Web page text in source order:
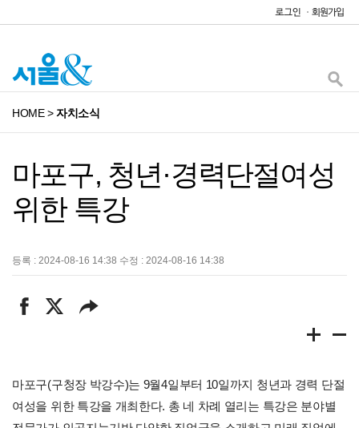
HOME>자치소식
마포구, 청년·경력단절여성
위한 특강
등록 : 2024-08-16 14:38 수정 : 2024-08-16 14:38
마포구(구청장 박강수)는 9월4일부터 10일까지 청년과 경력 단절
여성을 위한 특강을 개최한다. 총 네 차례 열리는 특강은 분야별